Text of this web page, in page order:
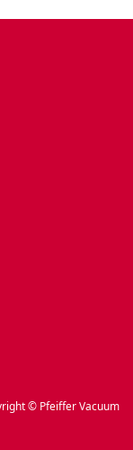
© Pfeiffer Vacuum